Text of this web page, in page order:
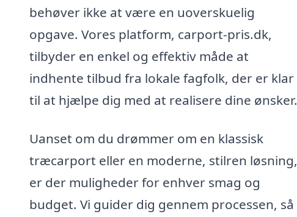
behøver ikke at være en uoverskuelig
opgave. Vores platform, carport-pris.dk,
tilbyder en enkel og effektiv måde at
indhente tilbud fra lokale fagfolk, der er klar
til at hjælpe dig med at realisere dine ønsker.
Uanset om du drømmer om en klassisk
træcarport eller en moderne, stilren løsning,
er der muligheder for enhver smag og
budget. Vi guider dig gennem processen, så